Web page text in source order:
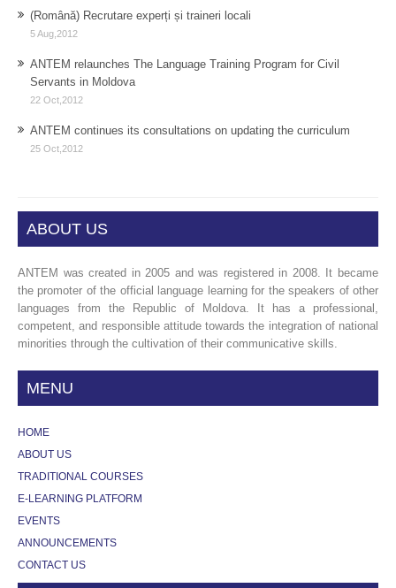
(Română) Recrutare experți și traineri locali
5 Aug,2012
ANTEM relaunches The Language Training Program for Civil
Servants in Moldova
22 Oct,2012
ANTEM continues its consultations on updating the curriculum
25 Oct,2012
ABOUT US
ANTEM was created in 2005 and was registered in 2008. It became
the promoter of the official language learning for the speakers of other
languages from the Republic of Moldova. It has a professional,
competent, and responsible attitude towards the integration of national
minorities through the cultivation of their communicative skills.
MENU
HOME
ABOUT US
TRADITIONAL COURSES
E-LEARNING PLATFORM
EVENTS
ANNOUNCEMENTS
CONTACT US